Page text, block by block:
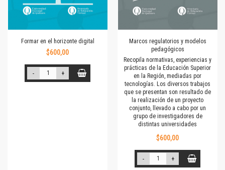
Formar en el horizonte digital
$600,00
- +
Marcos regulatorios y modelos
pedagógicos
Recopila normativas, experiencias y
prácticas de la Educación Superior
en la Región, mediadas por
tecnologías. Los diversos trabajos
que se presentan son resultado de
la realización de un proyecto
conjunto, llevado a cabo por un
grupo de investigadores de
distintas universidades
$600,00
- +